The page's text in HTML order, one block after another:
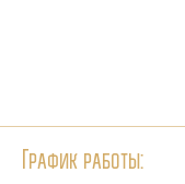
График работы: